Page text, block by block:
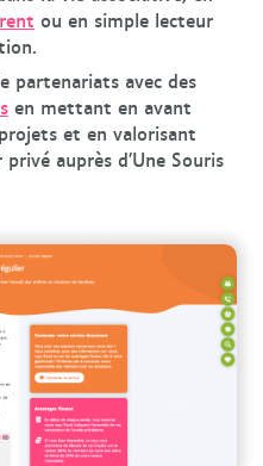
ou en simple lecteur
partenariats avec des
en mettant en avant
et en valorisant
auprès d’Une Souris